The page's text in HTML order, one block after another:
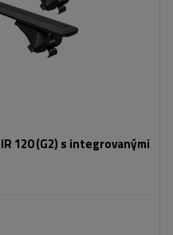
120 (G2) s integrovanými